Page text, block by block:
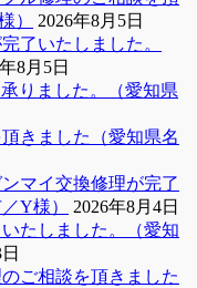
）
2026年8月5日
了いたしました。
8月5日
りました。（愛知県
きました（愛知県名
マイ交換修理が完了
Y様）
2026年8月4日
たしました。（愛知
ご相談を頂きました